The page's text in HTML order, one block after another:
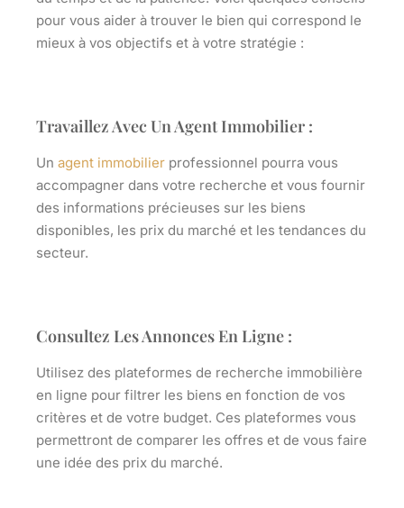
pour vous aider à trouver le bien qui correspond le
mieux à vos objectifs et à votre stratégie :
Travaillez Avec Un Agent Immobilier :
Un agent immobilier professionnel pourra vous
accompagner dans votre recherche et vous fournir
des informations précieuses sur les biens
disponibles, les prix du marché et les tendances du
secteur.
Consultez Les Annonces En Ligne :
Utilisez des plateformes de recherche immobilière
en ligne pour filtrer les biens en fonction de vos
critères et de votre budget. Ces plateformes vous
permettront de comparer les offres et de vous faire
une idée des prix du marché.